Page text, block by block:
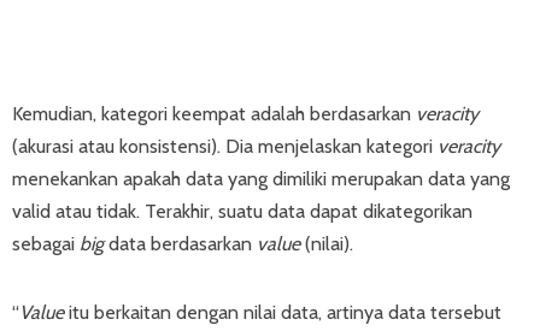
Kemudian, kategori keempat adalah berdasarkan veracity
(akurasi atau konsistensi). Dia menjelaskan kategori veracity
menekankan apakah data yang dimiliki merupakan data yang
valid atau tidak. Terakhir, suatu data dapat dikategorikan
sebagai bigdata berdasarkan value(nilai).
“Valueitu berkaitan dengan nilai data, artinya data tersebut